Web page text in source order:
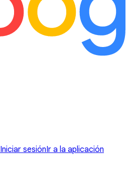
Iniciar sesiónIr a la aplicación